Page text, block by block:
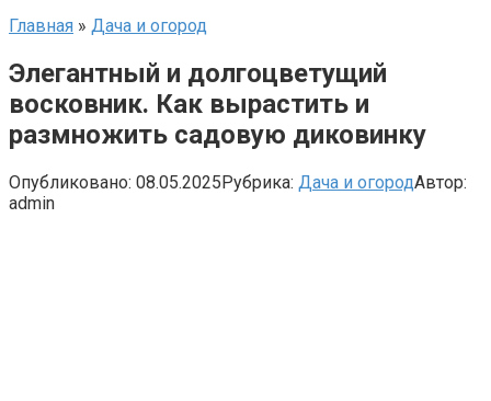
Главная » Дача и огород
Элегантный и долгоцветущий
восковник. Как вырастить и
размножить садовую диковинку
Опубликовано: 08.05.2025Рубрика: Дача и огородАвтор:
admin